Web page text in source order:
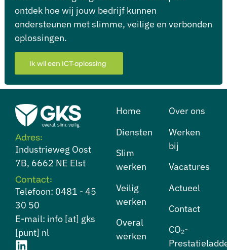
ontdek hoe wij jouw bedrijf kunnen
ondersteunen met slimme, veilige en verbonden
oplossingen.
Ik wil een ICT-oplossing
Adres:
Industrieweg Oost
7B, 6662 NE Elst
Contact:
Telefoon: 0481 - 45
30 50
E-mail: info [at] gks
[punt] nl
Home
Diensten
⁠Slim
werken
⁠Veilig
werken
⁠Overal
werken
Over ons
⁠Werken
bij
Vacatures
Actueel
Contact
CO₂-